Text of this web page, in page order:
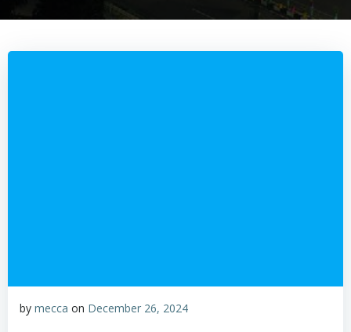
by mecca on December 26, 2024